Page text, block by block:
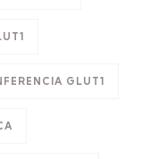
GLUT1